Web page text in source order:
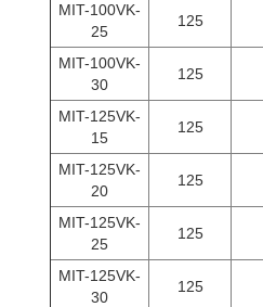
MIT-100VK-
25
125
MIT-100VK-
30
125
MIT-125VK-
15
125
MIT-125VK-
20
125
MIT-125VK-
25
125
MIT-125VK-
30
125